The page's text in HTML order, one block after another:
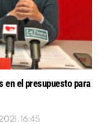
en el presupuesto para
16:45